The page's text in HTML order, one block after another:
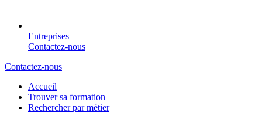
Entreprises
Contactez-nous
Contactez-nous
Accueil
Trouver sa formation
Rechercher par métier